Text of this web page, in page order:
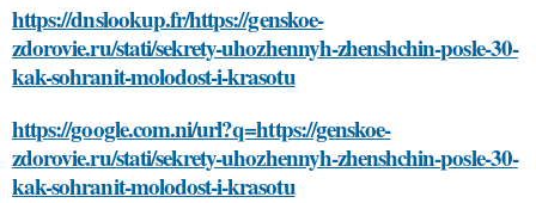
https://dnslookup.fr/https://genskoe-
zdorovie.ru/stati/sekrety-uhozhennyh-zhenshchin-posle-30-
kak-sohranit-molodost-i-krasotu
https://google.com.ni/url?q=https://genskoe-
zdorovie.ru/stati/sekrety-uhozhennyh-zhenshchin-posle-30-
kak-sohranit-molodost-i-krasotu